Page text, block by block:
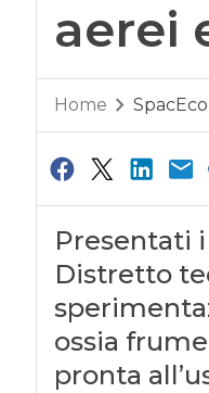
aerei
Home
Presentati
Distretto
ossia
pronta